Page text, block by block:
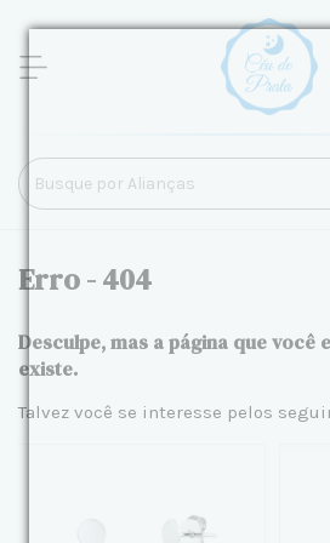
Erro - 404
Desculpe, mas a página que você
existe.
Talvez você se interesse pelos